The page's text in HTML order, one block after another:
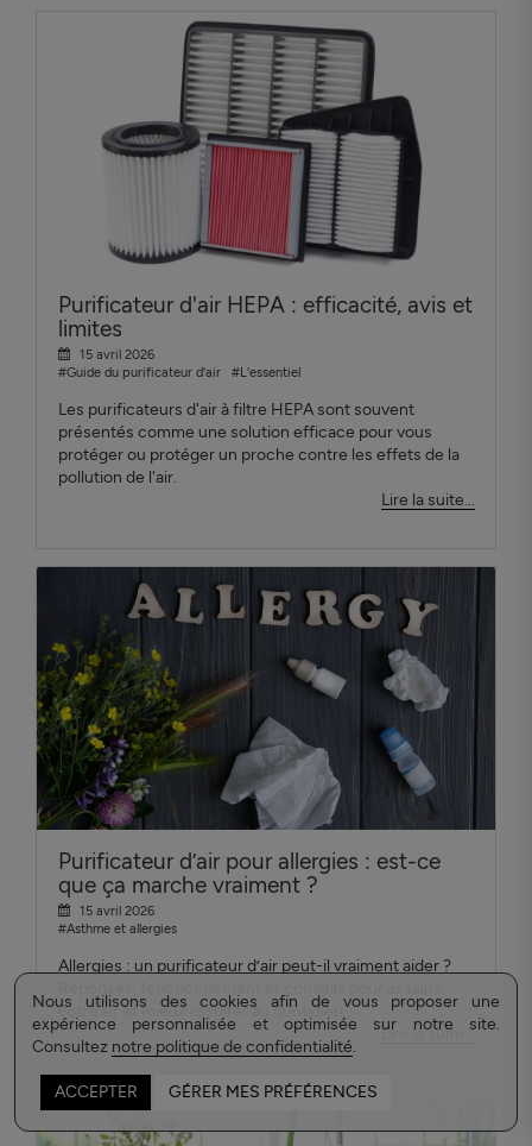
Nous utilisons des cookies afin de vous proposer une
expérience personnalisée et optimisée sur notre site.
Consultez notre politique de confidentialité.
ACCEPTER GÉRER MES PRÉFÉRENCES
Purificateur d'air HEPA : efficacité, avis et
limites
15 avril 2026
#Guide du purificateur d'air
#L'essentiel
Les purificateurs d'air à filtre HEPA sont souvent
présentés comme une solution efficace pour vous
protéger ou protéger un proche contre les effets de la
pollution de l'air.
Lire la suite...
Purificateur d’air pour allergies : est-ce
que ça marche vraiment ?
15 avril 2026
#Asthme et allergies
Allergies : un purificateur d’air peut-il vraiment aider ?
votre air et mieux respirer au quotidien.
Lire la suite...